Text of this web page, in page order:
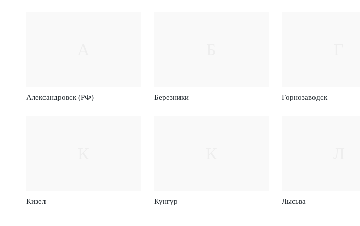
Александровск (РФ) Березники Горнозаводск
Кизел Кунгур Лысьва